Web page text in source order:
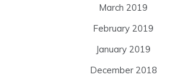
March 2019
February 2019
January 2019
December 2018